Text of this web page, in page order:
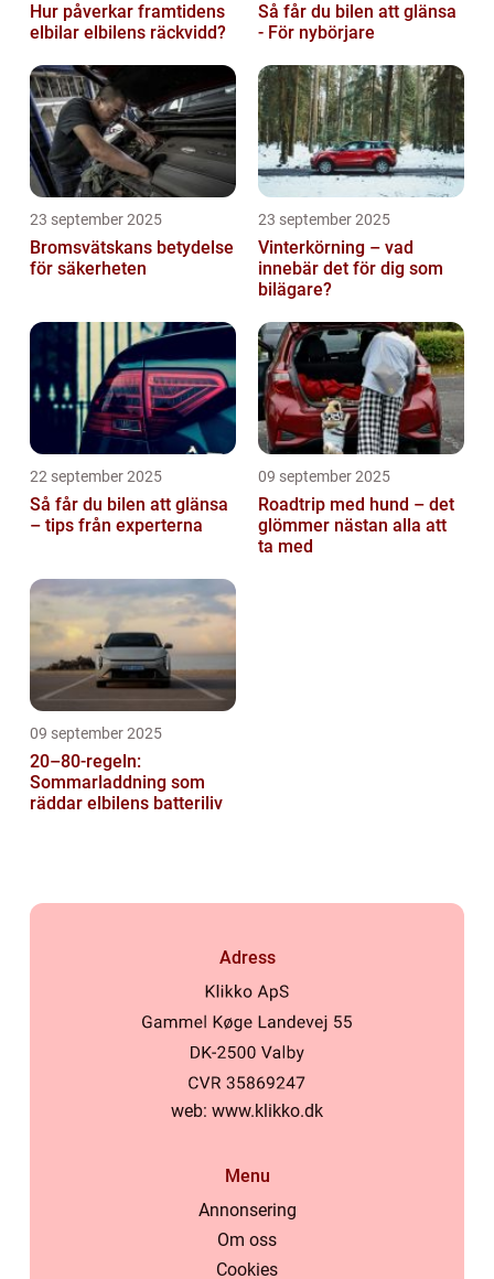
Hur påverkar framtidens
elbilar elbilens räckvidd?
Så får du bilen att glänsa
- För nybörjare
23 september 2025
Bromsvätskans betydelse
för säkerheten
23 september 2025
Vinterkörning – vad
innebär det för dig som
bilägare?
22 september 2025
Så får du bilen att glänsa
– tips från experterna
09 september 2025
Roadtrip med hund – det
glömmer nästan alla att
ta med
09 september 2025
20–80-regeln:
Sommarladdning som
räddar elbilens batteriliv
Adress
web: www.klikko.dk
Menu
Annonsering
Om oss
Cookies